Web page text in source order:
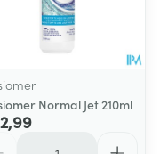
Normal Jet 210ml